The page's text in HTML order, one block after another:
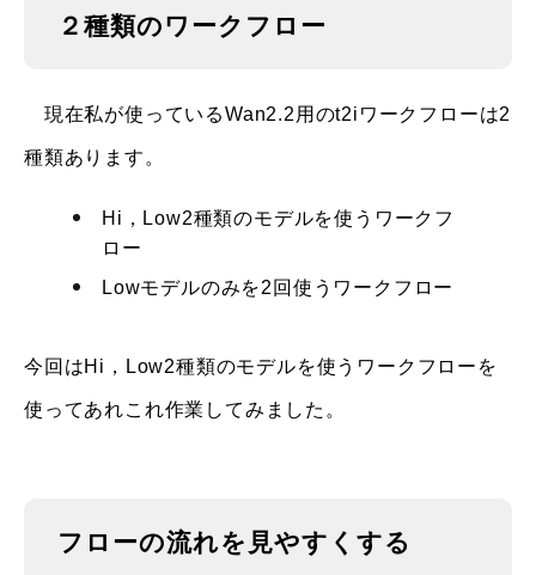
２種類のワークフロー
現在私が使っているWan2.2用のt2iワークフローは2
種類あります。
Hi，Low2種類のモデルを使うワークフ
ロー
Lowモデルのみを2回使うワークフロー
今回はHi，Low2種類のモデルを使うワークフローを
使ってあれこれ作業してみました。
フローの流れを見やすくする